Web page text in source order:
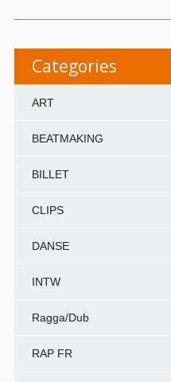
Categories
ART
BEATMAKING
BILLET
CLIPS
DANSE
INTW
Ragga/Dub
RAP FR